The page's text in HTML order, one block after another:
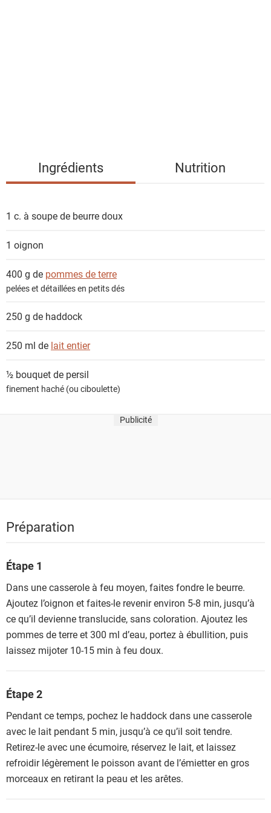
t
s
Ingrédients Nutrition
1 c. à soupe de beurre doux
1 oignon
400 g de pommes de terre
pelées et détaillées en petits dés
250 g de haddock
250 ml de lait entier
½ bouquet de persil
finement haché (ou ciboulette)
Publicité
Préparation
Étape 1
Dans une casserole à feu moyen, faites fondre le beurre.
Ajoutez l’oignon et faites-le revenir environ 5-8 min, jusqu’à
ce qu’il devienne translucide, sans coloration. Ajoutez les
pommes de terre et 300 ml d’eau, portez à ébullition, puis
laissez mijoter 10-15 min à feu doux.
Étape 2
Pendant ce temps, pochez le haddock dans une casserole
avec le lait pendant 5 min, jusqu’à ce qu’il soit tendre.
Retirez-le avec une écumoire, réservez le lait, et laissez
refroidir légèrement le poisson avant de l’émietter en gros
morceaux en retirant la peau et les arêtes.